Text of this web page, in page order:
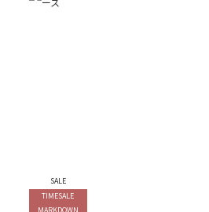
SALE
TIMESALE